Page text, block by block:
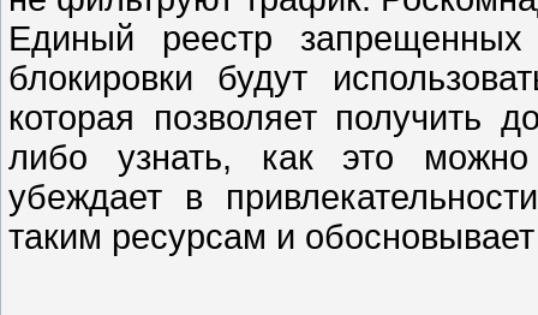
Единый реестр
блокировки будут
которая позволяет получить
либо узнать, как это можно
убеждает в
таким ресурсам и